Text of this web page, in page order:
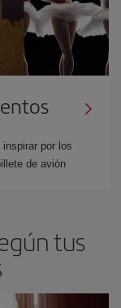
por los
de avión
tus